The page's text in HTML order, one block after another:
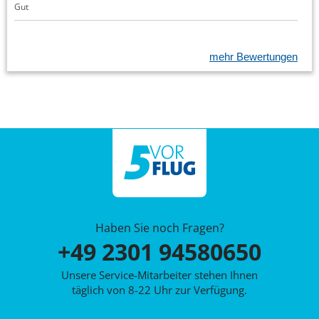
Gut
mehr Bewertungen
Haben Sie noch Fragen?
+49 2301 94580650
Unsere Service-Mitarbeiter stehen Ihnen
täglich von 8-22 Uhr zur Verfügung.